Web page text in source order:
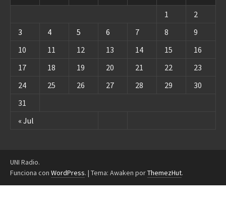
« Jul
1
2
3
4 5 6 7 8
9
10
11 12 13 14 15
16
17
18 19 20 21 22
23
24
25 26 27 28 29
30
31
UNI Radio.
Funciona con WordPress. | Tema: Awaken porThemezHut.